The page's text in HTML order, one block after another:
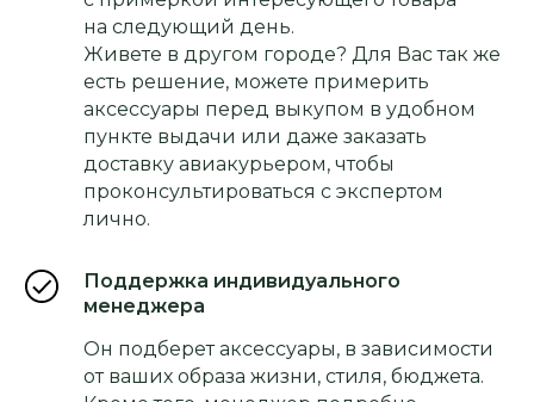
на следующий день.
Живете в другом городе? Для Вас так же
есть решение, можете примерить
аксессуары перед выкупом в удобном
пункте выдачи или даже заказать
доставку авиакурьером, чтобы
проконсультироваться с экспертом
лично.
Поддержка индивидуального
менеджера
Он подберет аксессуары, в зависимости
от ваших образа жизни, стиля, бюджета.